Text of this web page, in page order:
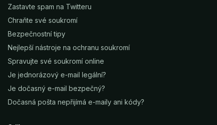
Zastavte spam na Twitteru
Chraňte své soukromí
Bezpečnostní tipy
Nejlepší nástroje na ochranu soukromí
Spravujte své soukromí online
Je jednorázový e-mail legální?
Je dočasný e-mail bezpečný?
Dočasná pošta nepřijímá e-maily ani kódy?